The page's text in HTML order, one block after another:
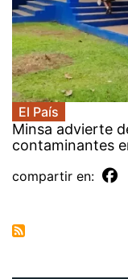
El País
Minsa advierte
contaminantes
compartir en: